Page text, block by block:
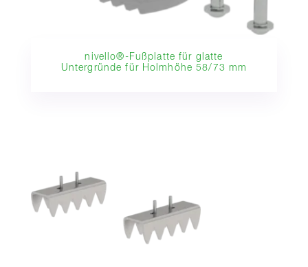
nivello®-Fußplatte für glatte
Untergründe für Holmhöhe 58/73 mm